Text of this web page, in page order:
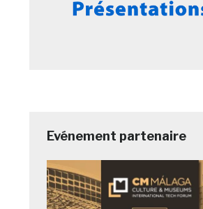
Evénement partenaire